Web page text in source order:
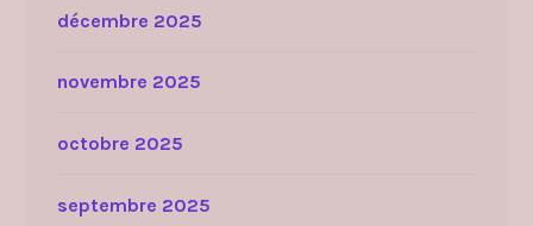
décembre 2025
novembre 2025
octobre 2025
septembre 2025